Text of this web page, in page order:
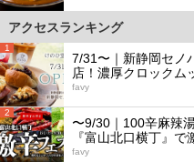
アクセスランキング
1
7/31〜｜新静岡セノ
店！濃厚クロックム
favy
2
〜9/30｜100辛麻辣
『富山北口横丁』
favy